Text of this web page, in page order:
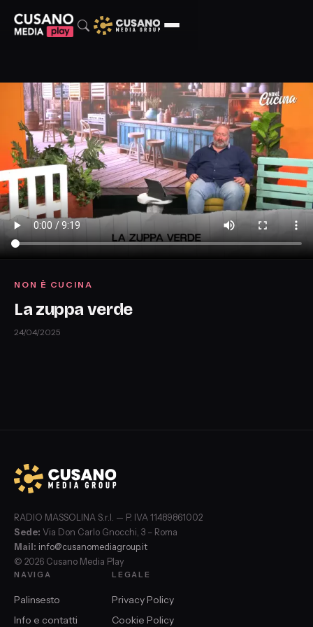
NON È CUCINA
La zuppa verde
24/04/2025
RADIO MASSOLINA S.r.l. — P. IVA 11489861002
Sede: Via Don Carlo Gnocchi, 3 – Roma
Mail: info@cusanomediagroup.it
© 2026 Cusano Media Play
NAVIGA
Palinsesto
Info e contatti
LEGALE
Privacy Policy
Cookie Policy